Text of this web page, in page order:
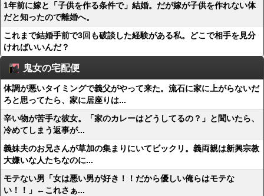
1年前に嫁と「子供を作る条件で」結婚。だが嫁が子供を作れない体
だと知ったので離婚へ。
これまで結婚手前で3回も破談した経験がある私。どこで相手を見分
ければいいんだ？
鬼女の宅配便
体調が悪いタイミングで義父がやって来た。流石に家に上がらないだ
ろと思ってたら、家に居座りは...
辛い物が苦手な彼女。「家のカレーはどうしてるの？」と聞いたら、
冷めてしまう返事が...
義妹夫のお兄さんが草加の集まりにいてビックリ。義両親は新興宗教
大嫌いな人たちなのに...
モテない男「女は悪い男が好き！！だから優しい俺らはモテな
い！！」←これさぁ...